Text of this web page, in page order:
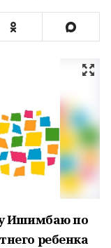
Ишимбаю по
ребенка